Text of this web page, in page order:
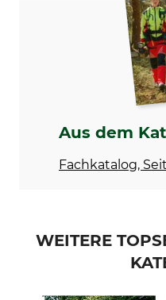
Aus dem
Fachkatalog,
WEITERE